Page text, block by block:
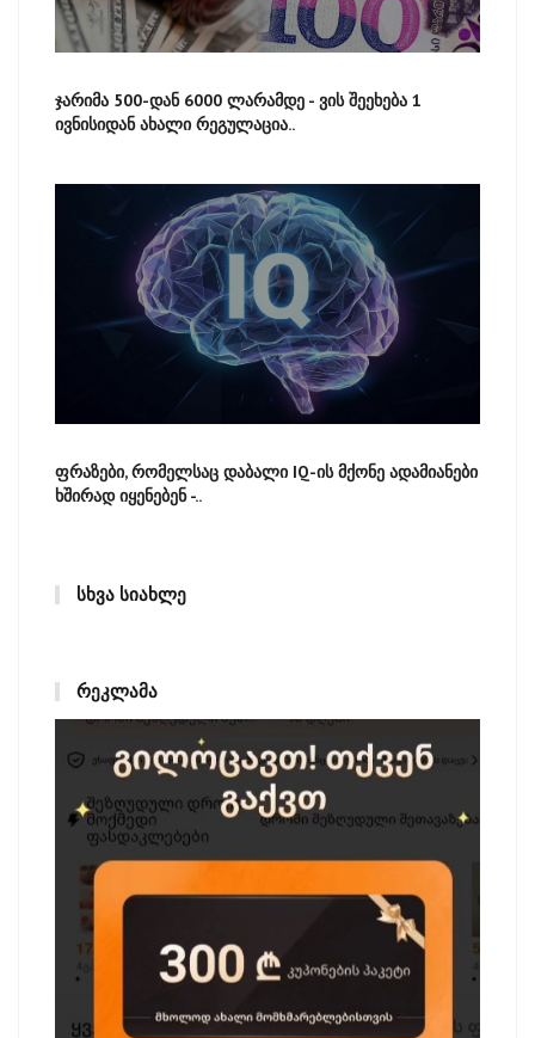
ჯარიმა 500-დან 6000 ლარამდე - ვის შეეხება 1
ივნისიდან ახალი რეგულაცია..
ფრაზები, რომელსაც დაბალი IQ-ის მქონე ადამიანები
ხშირად იყენებენ -..
ᲡᲮᲕᲐ ᲡᲘᲐᲮᲚᲔ
ᲠᲔᲙᲚᲐᲛᲐ